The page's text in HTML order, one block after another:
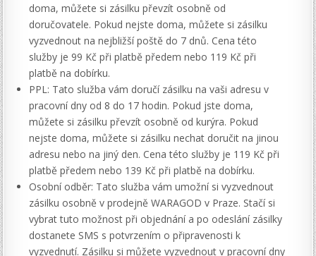
doma, můžete si zásilku převzít osobně od
doručovatele. Pokud nejste doma, můžete si zásilku
vyzvednout na nejbližší poště do 7 dnů. Cena této
služby je 99 Kč při platbě předem nebo 119 Kč při
platbě na dobírku.
PPL: Tato služba vám doručí zásilku na vaši adresu v
pracovní dny od 8 do 17 hodin. Pokud jste doma,
můžete si zásilku převzít osobně od kurýra. Pokud
nejste doma, můžete si zásilku nechat doručit na jinou
adresu nebo na jiný den. Cena této služby je 119 Kč při
platbě předem nebo 139 Kč při platbě na dobírku.
Osobní odběr: Tato služba vám umožní si vyzvednout
zásilku osobně v prodejně WARAGOD v Praze. Stačí si
vybrat tuto možnost při objednání a po odeslání zásilky
dostanete SMS s potvrzením o připravenosti k
vyzvednutí. Zásilku si můžete vyzvednout v pracovní dny